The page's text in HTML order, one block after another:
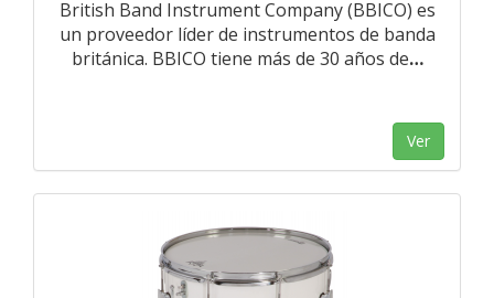
British Band Instrument Company (BBICO) es
un proveedor líder de instrumentos de banda
británica. BBICO tiene más de 30 años de…
Ver